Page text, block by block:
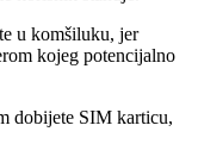
u komšiluku, jer
kojeg potencijalno
dobijete SIM karticu,